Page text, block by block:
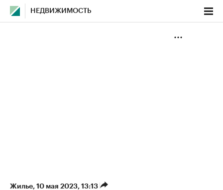
НЕДВИЖИМОСТЬ
Жилье⁠, 10 мая 2023, 13:13